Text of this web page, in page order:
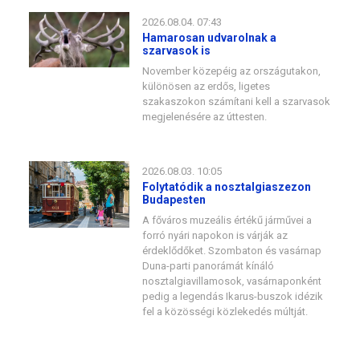
2026.08.04. 07:43
Hamarosan udvarolnak a
szarvasok is
November közepéig az országutakon,
különösen az erdős, ligetes
szakaszokon számítani kell a szarvasok
megjelenésére az úttesten.
2026.08.03. 10:05
Folytatódik a nosztalgiaszezon
Budapesten
A főváros muzeális értékű járművei a
forró nyári napokon is várják az
érdeklődőket. Szombaton és vasárnap
Duna-parti panorámát kínáló
nosztalgiavillamosok, vasárnaponként
pedig a legendás Ikarus-buszok idézik
fel a közösségi közlekedés múltját.